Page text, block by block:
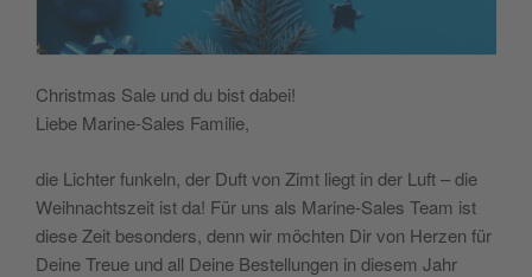
Christmas Sale und du bist dabei!
Liebe Marine-Sales Familie,
die Lichter funkeln, der Duft von Zimt liegt in der Luft – die
Weihnachtszeit ist da! Für uns als Marine-Sales Team ist
diese Zeit besonders, denn wir möchten Dir von Herzen für
Deine Treue und all Deine Bestellungen in diesem Jahr